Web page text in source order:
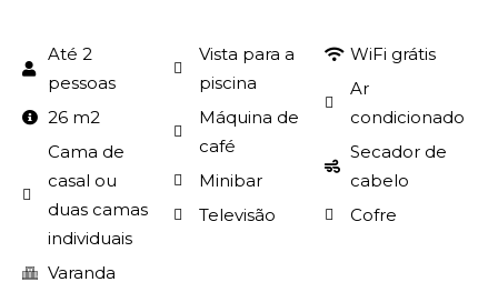
Até 2
pessoas
26 m2
Cama de
casal ou
duas camas
individuais
Varanda
Vista para a
piscina
Máquina de
café
Minibar
Televisão
WiFi grátis
Ar
condicionado
Secador de
cabelo
Cofre